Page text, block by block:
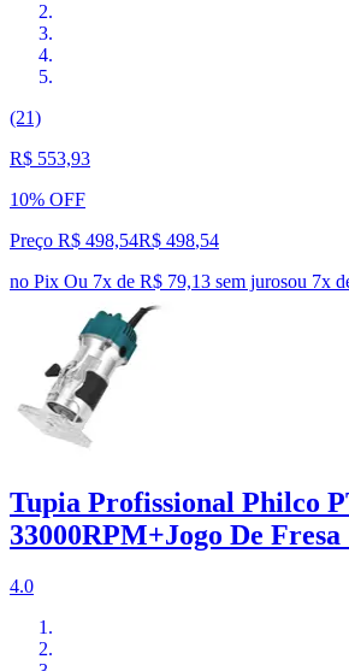
(21)
R$ 553,93
10% OFF
Preço R$ 498,54R$ 498,54
no Pix Ou 7x de R$ 79,13 sem jurosou 7x
Tupia Profissional Philco
33000RPM+Jogo De Fresa
4.0